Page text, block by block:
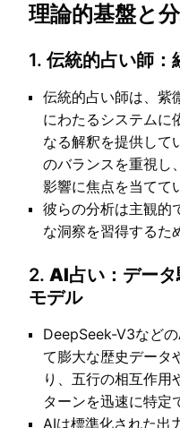
理論的基盤と
1.伝統的占い師：
伝統的占い師は、紫
にわたるシステムに
なる解釈を提供して
のバランスを重視し
影響に焦点を当てて
彼らの分析は主観的
な洞察を習得するた
2. AI占い：デー
モデル
DeepSeek-V3など
て膨大な歴史データ
り、五行の相互作用
ターンを迅速に特定
AIは標準化された出